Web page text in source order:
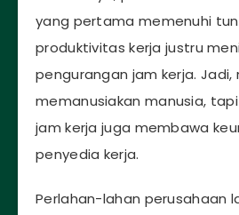
yang pertama memenuhi
produktivitas kerja justru
pengurangan jam kerja. Jadi,
memanusiakan manusia,
jam kerja juga membawa
penyedia kerja.
Perlahan-lahan perusahaan